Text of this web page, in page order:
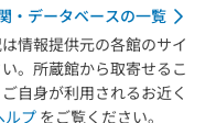
・データベースの一覧
情報提供元の各館のサイ
。所蔵館から取寄せるこ
自身が利用されるお近く
ルプをご覧ください。